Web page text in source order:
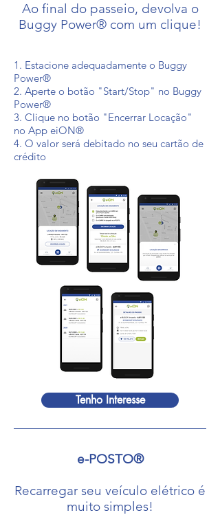
Ao final do passeio, devolva o
Buggy Power® com um clique!
1. Estacione adequadamente o Buggy
Power®
2. Aperte o botão "Start/Stop" no Buggy
Power®
3. Clique no botão "Encerrar Locação"
no App eiON®
4. O valor será debitado no seu cartão de
crédito
Tenho Interesse
e-POSTO®
Recarregar seu veículo elétrico é
muito simples!